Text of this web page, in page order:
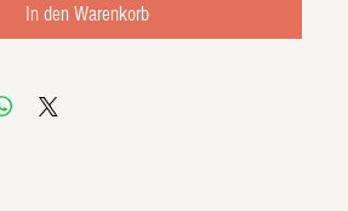
In den Warenkorb